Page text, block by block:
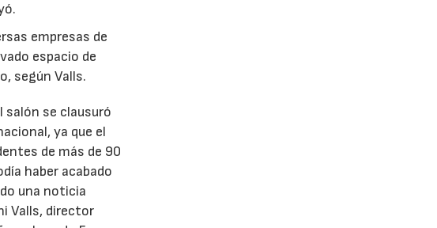
empresas de
espacio de
según Valls.
salón se clausuró
ya que el
de más de 90
haber acabado
una noticia
Valls, director